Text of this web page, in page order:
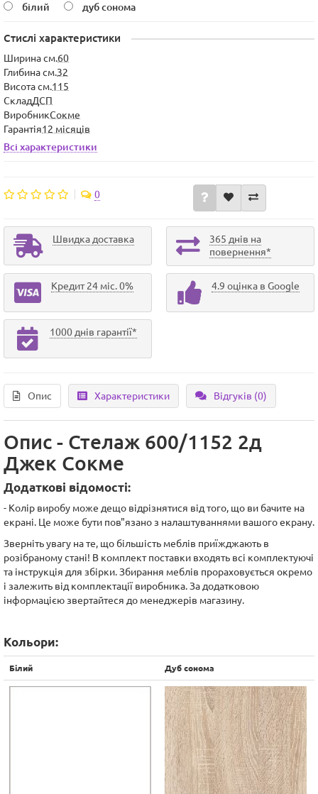
білий
дуб сонома
Стислі характеристики
Ширина см.60
Глибина см.32
Висота см.115
СкладДСП
ВиробникСокме
Гарантія12 місяців
Всі характеристики
0
Швидка доставка
365 днів на
повернення*
Кредит 24 міс. 0% 4.9 оцінка в Google
1000 днів гарантії*
Опис Характеристики Відгуків (0)
Опис - Стелаж 600/1152 2д
Джек Сокме
Додаткові відомості:
- Колір виробу може дещо відрізнятися від того, що ви бачите на
екрані. Це може бути пов"язано з налаштуваннями вашого екрану.
Зверніть увагу на те, що більшість меблів приїжджають в
розібраному стані! В комплект поставки входять всі комплектуючі
та інструкція для збірки. Збирання меблів прораховується окремо
і залежить від комплектації виробника. За додатковою
інформацією звертайтеся до менеджерів магазину.
Кольори:
Білий Дуб сонома